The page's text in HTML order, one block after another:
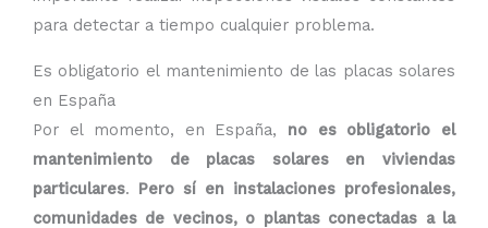
para detectar a tiempo cualquier problema.
Es obligatorio el mantenimiento de las placas solares
en España
Por el momento, en España, no es obligatorio el
mantenimiento de placas solares en viviendas
particulares. Pero sí en instalaciones profesionales,
comunidades de vecinos, o plantas conectadas a la